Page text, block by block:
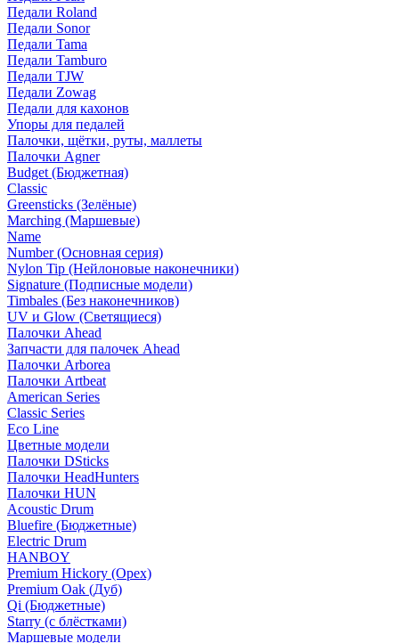
Педали Roland
Педали Sonor
Педали Tama
Педали Tamburo
Педали TJW
Педали Zowag
Педали для кахонов
Упоры для педалей
Палочки, щётки, руты, маллеты
Палочки Agner
Budget (Бюджетная)
Classic
Greensticks (Зелёные)
Marching (Маршевые)
Name
Number (Основная серия)
Nylon Tip (Нейлоновые наконечники)
Signature (Подписные модели)
Timbales (Без наконечников)
UV и Glow (Светящиеся)
Палочки Ahead
Запчасти для палочек Ahead
Палочки Arborea
Палочки Artbeat
American Series
Classic Series
Eco Line
Цветные модели
Палочки DSticks
Палочки HeadHunters
Палочки HUN
Acoustic Drum
Bluefire (Бюджетные)
Electric Drum
HANBOY
Premium Hickory (Орех)
Premium Oak (Дуб)
Qi (Бюджетные)
Starry (с блёстками)
Маршевые модели